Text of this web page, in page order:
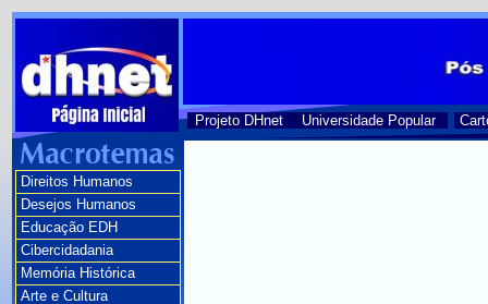
Projeto DHnet Universidade Popular
Direitos Humanos
Desejos Humanos
Educação EDH
Cibercidadania
Memória Histórica
Arte e Cultura